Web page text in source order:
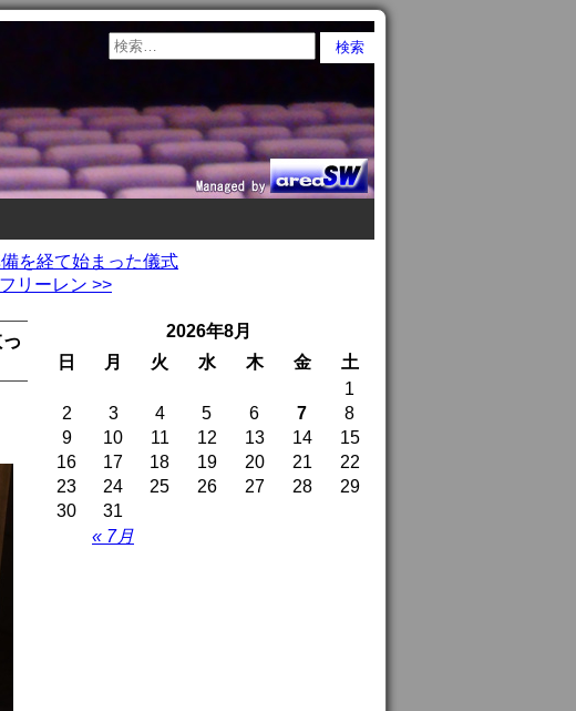
を経て始まった儀式
リーレン >>
2026年8月
日
月 火 水 木 金 土
« 7月
1
2
3 4 5 6 7
8
9
10 11 12 13 14
15
16
17 18 19 20 21
22
23
24 25 26 27 28
29
30
31